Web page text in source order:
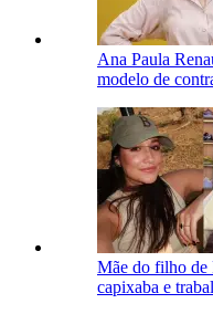
Ana Paula
modelo de
Mãe do filho
capixaba e